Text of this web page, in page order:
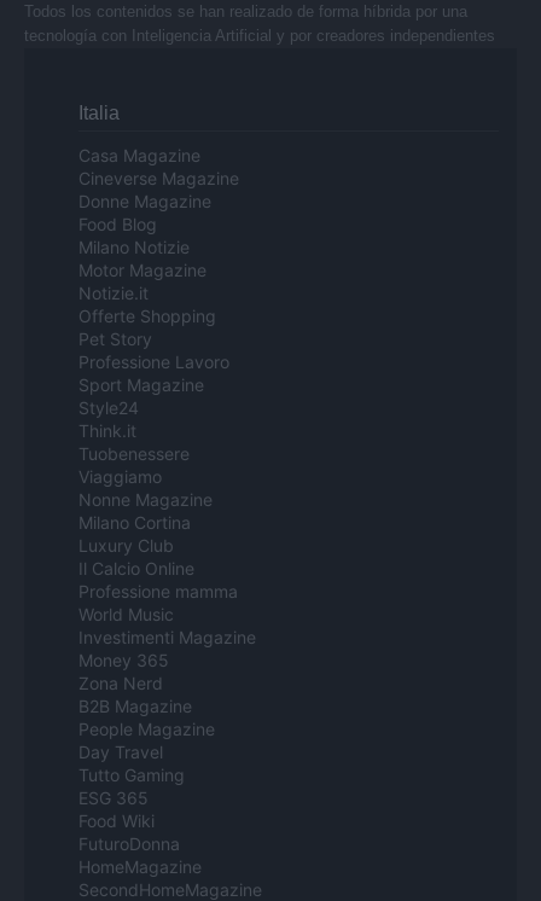
Todos los contenidos se han realizado de forma híbrida por una
tecnología con Inteligencia Artificial y por creadores independientes
Italia
Casa Magazine
Cineverse Magazine
Donne Magazine
Food Blog
Milano Notizie
Motor Magazine
Notizie.it
Offerte Shopping
Pet Story
Professione Lavoro
Sport Magazine
Style24
Think.it
Tuobenessere
Viaggiamo
Nonne Magazine
Milano Cortina
Luxury Club
Il Calcio Online
Professione mamma
World Music
Investimenti Magazine
Money 365
Zona Nerd
B2B Magazine
People Magazine
Day Travel
Tutto Gaming
ESG 365
Food Wiki
FuturoDonna
HomeMagazine
SecondHomeMagazine